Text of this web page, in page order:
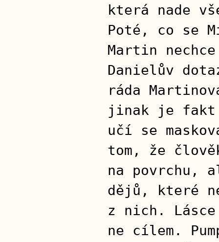
která nade
Poté, co se
Martin
Danielův
ráda
jinak je fakt
učí se
tom, že
na povrchu,
dějů, které
z nich.
ne cílem.